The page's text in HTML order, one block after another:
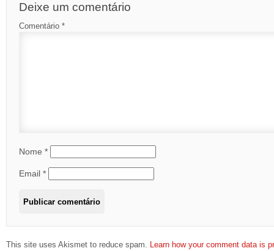
Deixe um comentário
Comentário *
Nome *
Email *
This site uses Akismet to reduce spam. Learn how your comment data is